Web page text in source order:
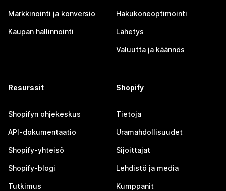
Markkinointi ja konversio
Kaupan hallinnointi
Hakukoneoptimointi
Lähetys
Valuutta ja käännös
Resurssit
Shopifyn ohjekeskus
API-dokumentaatio
Shopify-yhteisö
Shopify-blogi
Tutkimus
Shopify
Tietoja
Uramahdollisuudet
Sijoittajat
Lehdistö ja media
Kumppanit